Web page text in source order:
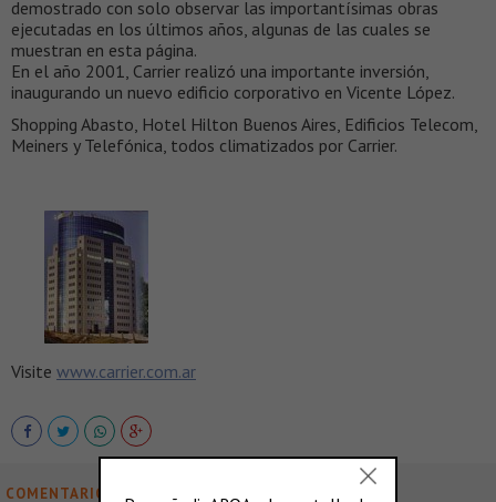
demostrado con solo observar las importantísimas obras
ejecutadas en los últimos años, algunas de las cuales se
muestran en esta página.
En el año 2001, Carrier realizó una importante inversión,
inaugurando un nuevo edificio corporativo en Vicente López.
Shopping Abasto, Hotel Hilton Buenos Aires, Edificios Telecom,
Meiners y Telefónica, todos climatizados por Carrier.
Visite www.carrier.com.ar
COMENTARIOS